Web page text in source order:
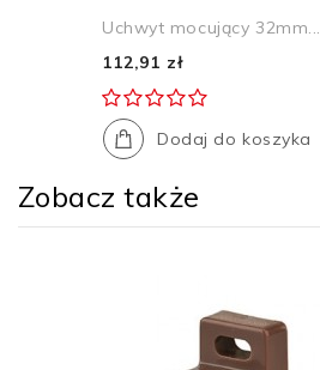
Uchwyt mocujący 32mm...
112,91 zł
Dodaj do koszyka
Zobacz także